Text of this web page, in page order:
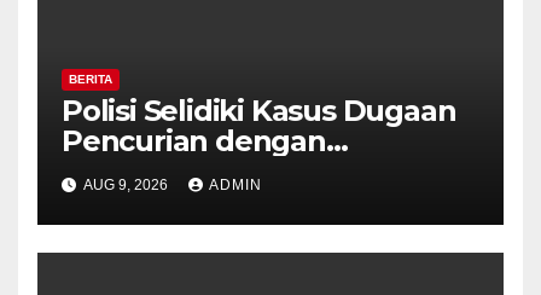
BERITA
Polisi Selidiki Kasus Dugaan
Pencurian dengan
Kekerasan di Counter HP
Royal Phone Ambarawa.
AUG 9, 2026 ADMIN